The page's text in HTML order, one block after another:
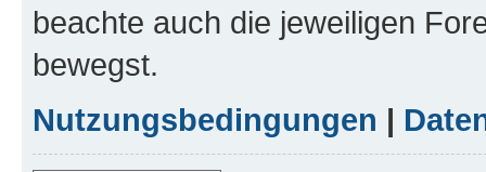
beachte auch die jeweiligen
bewegst.
Nutzungsbedingungen |